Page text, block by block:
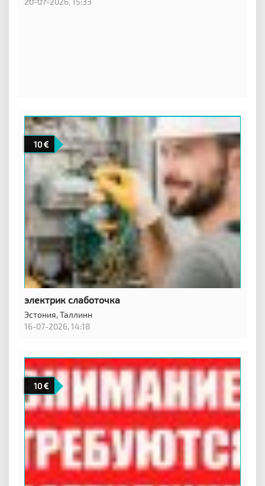
10
электрик слаботочка
Эстония,Таллинн
16-07-2026, 14:18
10